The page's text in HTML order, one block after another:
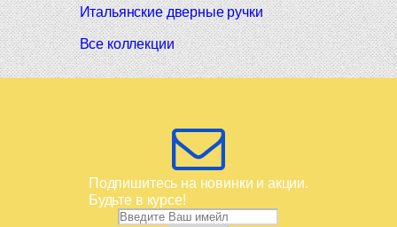
Итальянские дверные ручки
Все коллекции
Подпишитесь на новинки и акции.
Будьте в курсе!